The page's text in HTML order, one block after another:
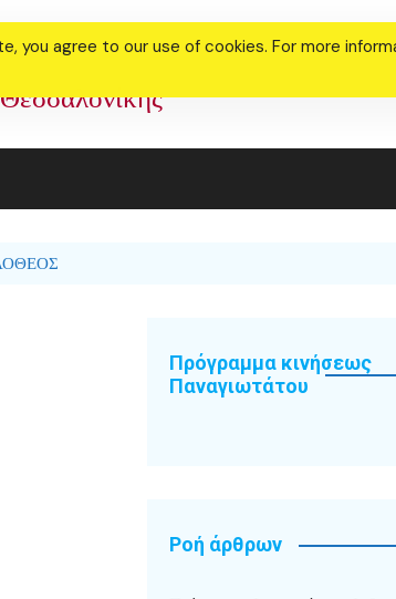
Πρόγραμμα κινήσεως
Παναγιωτάτου
Ροή άρθρων
you agree to our use of cookies. For more